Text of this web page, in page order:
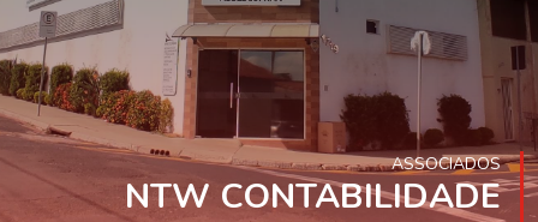
ASSOCIADOS
NTW CONTABILIDADE